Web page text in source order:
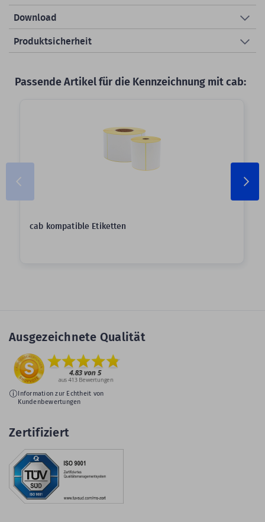
Download
Produktsicherheit
Passende Artikel für die Kennzeichnung mit cab:
cab kompatible Etiketten
Ausgezeichnete Qualität
Information zur Echtheit von
Kundenbewertungen
Zertifiziert